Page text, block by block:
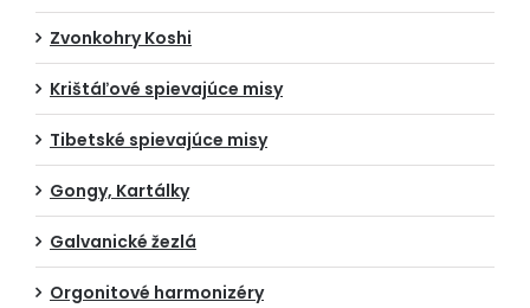
Zvonkohry Koshi
Krištáľové spievajúce misy
Tibetské spievajúce misy
Gongy, Kartálky
Galvanické žezlá
Orgonitové harmonizéry